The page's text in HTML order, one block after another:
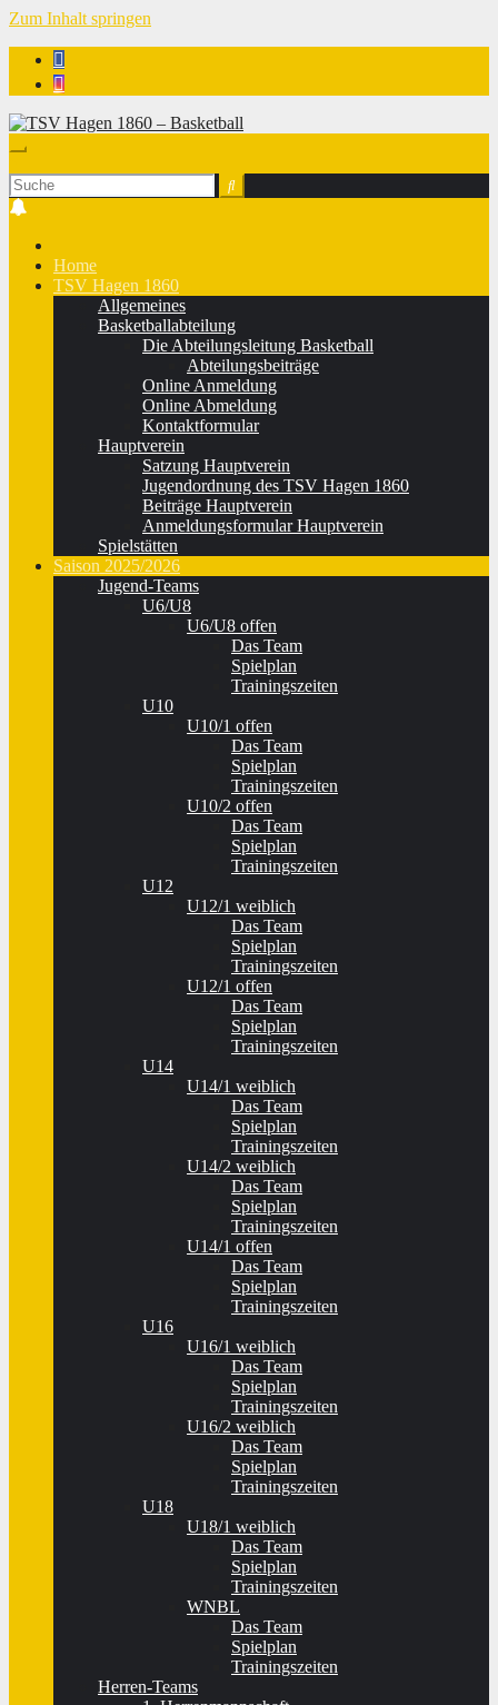
Zum Inhalt springen
Home
TSV Hagen 1860
Allgemeines
Basketballabteilung
Die Abteilungsleitung Basketball
Abteilungsbeiträge
Online Anmeldung
Online Abmeldung
Kontaktformular
Hauptverein
Satzung Hauptverein
Jugendordnung des TSV Hagen 1860
Beiträge Hauptverein
Anmeldungsformular Hauptverein
Spielstätten
Saison 2025/2026
Jugend-Teams
U6/U8
U6/U8 offen
Das Team
Spielplan
Trainingszeiten
U10
U10/1 offen
Das Team
Spielplan
Trainingszeiten
U10/2 offen
Das Team
Spielplan
Trainingszeiten
U12
U12/1 weiblich
Das Team
Spielplan
Trainingszeiten
U12/1 offen
Das Team
Spielplan
Trainingszeiten
U14
U14/1 weiblich
Das Team
Spielplan
Trainingszeiten
U14/2 weiblich
Das Team
Spielplan
Trainingszeiten
U14/1 offen
Das Team
Spielplan
Trainingszeiten
U16
U16/1 weiblich
Das Team
Spielplan
Trainingszeiten
U16/2 weiblich
Das Team
Spielplan
Trainingszeiten
U18
U18/1 weiblich
Das Team
Spielplan
Trainingszeiten
WNBL
Das Team
Spielplan
Trainingszeiten
Herren-Teams